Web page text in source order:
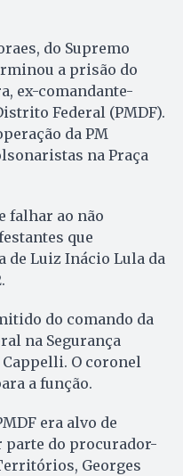
do Supremo
a prisão do
ex-comandante-
Federal (PMDF).
da PM
na Praça
falhar ao não
que
de Luiz Inácio Lula da
do comando da
na Segurança
O coronel
a função.
era alvo de
parte do procurador-
Georges